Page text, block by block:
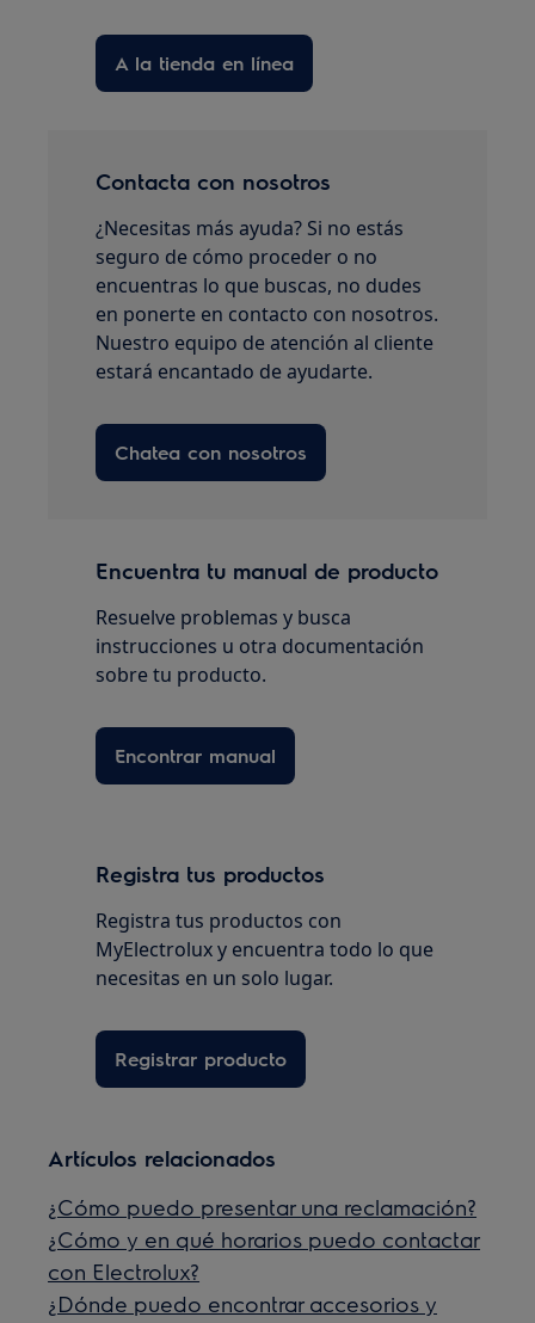
A la tienda en línea
Contacta con nosotros
¿Necesitas más ayuda? Si no estás
seguro de cómo proceder o no
encuentras lo que buscas, no dudes
en ponerte en contacto con nosotros.
Nuestro equipo de atención al cliente
estará encantado de ayudarte.
Chatea con nosotros
Encuentra tu manual de producto
Resuelve problemas y busca
instrucciones u otra documentación
sobre tu producto.
Encontrar manual
Registra tus productos
Registra tus productos con
MyElectrolux y encuentra todo lo que
necesitas en un solo lugar.
Registrar producto
Artículos relacionados
¿Cómo puedo presentar una reclamación?
¿Cómo y en qué horarios puedo contactar
con Electrolux?
¿Dónde puedo encontrar accesorios y